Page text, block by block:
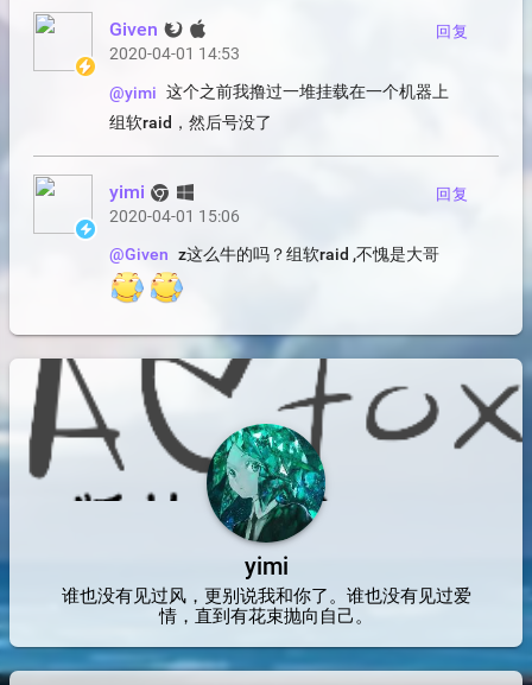
Given
2020-04-01 14:53
回复
@yimi 这个之前我撸过一堆挂载在一个机器上
组软raid，然后号没了
yimi
2020-04-01 15:06
回复
@Given z这么牛的吗？组软raid ,不愧是大哥
yimi
谁也没有见过风，更别说我和你了。谁也没有见过爱
情，直到有花束抛向自己。